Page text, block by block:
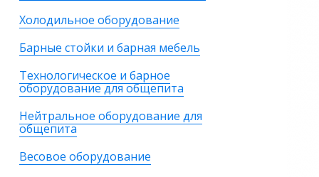
Холодильное оборудование
Барные стойки и барная мебель
Технологическое и барное
оборудование для общепита
Нейтральное оборудование для
общепита
Весовое оборудование